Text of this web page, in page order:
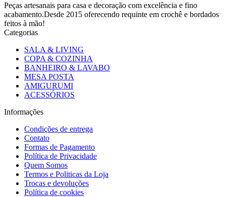
Peças artesanais para casa e decoração com excelência e fino
acabamento.Desde 2015 oferecendo requinte em crochê e bordados
feitos à mão!
Categorias
SALA & LIVING
COPA & COZINHA
BANHEIRO & LAVABO
MESA POSTA
AMIGURUMI
ACESSÓRIOS
Informações
Condições de entrega
Contato
Formas de Pagamento
Política de Privacidade
Quem Somos
Termos e Politicas da Loja
Trocas e devoluções
Política de cookies